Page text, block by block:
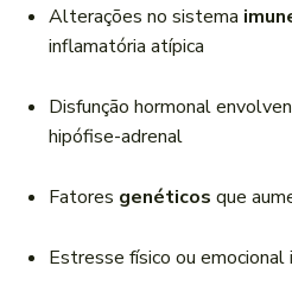
Alterações no sistema
inflamatória atípica
Disfunção hormonal
hipófise-adrenal
Fatores genéticos que
Estresse físico ou